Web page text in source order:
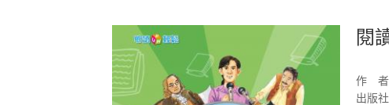
閱
作 者
出版社